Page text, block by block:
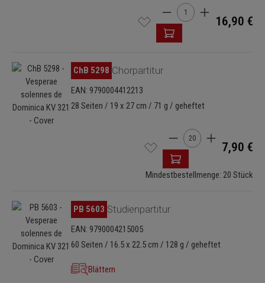
Produkt Anzahl: Gib
16,90 €
Bildergalerie überspringen
ChB 5298 Chorpartitur
EAN: 9790004412213
28 Seiten / 19 x 27 cm / 71 g / geheftet
Produkt Anzahl: Gib
7,90 €
Mindestbestellmenge: 20 Stück
Bildergalerie überspringen
PB 5603 Studienpartitur
EAN: 9790004215005
60 Seiten / 16.5 x 22.5 cm / 128 g / geheftet
Blättern